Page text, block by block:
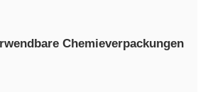
Chemieverpackungen